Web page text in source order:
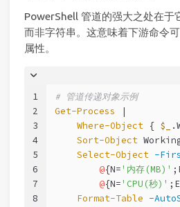
PowerShell 管道的强大之处在于
而非字符串。这意味着下游命令
属性。
1
2
3
4
5
6
7
8
# 管道传递对象示例
Get-Process |
Where-Object { $_
Sort-Object
Select-Object -
@{N='内存(MB)'
@{N='CPU(秒)'
Format-Table -